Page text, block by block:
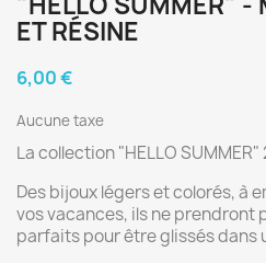
ET RÉSINE
6,00 €
Aucune taxe
La collection "HELLO
Des bijoux légers et colorés, à
vos vacances, ils ne prendront
parfaits pour être glissés dans